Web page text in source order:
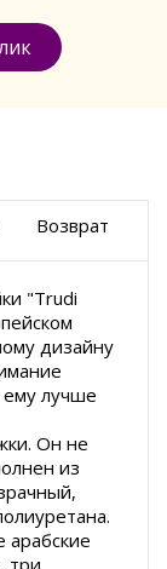
Возврат
"Trudi
дизайну
ему лучше
Он не
из
три